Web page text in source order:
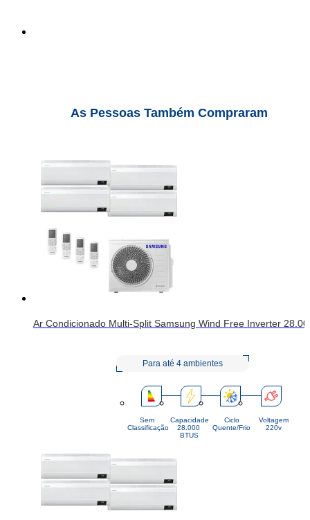
As Pessoas Também Compraram
Ar Condicionado Multi-Split Samsung Wind Free Inverter
Para até 4 ambientes
Sem
Classificação
Capacidade
28.000
BTUS
Ciclo
Quente/Frio
Voltagem
220v